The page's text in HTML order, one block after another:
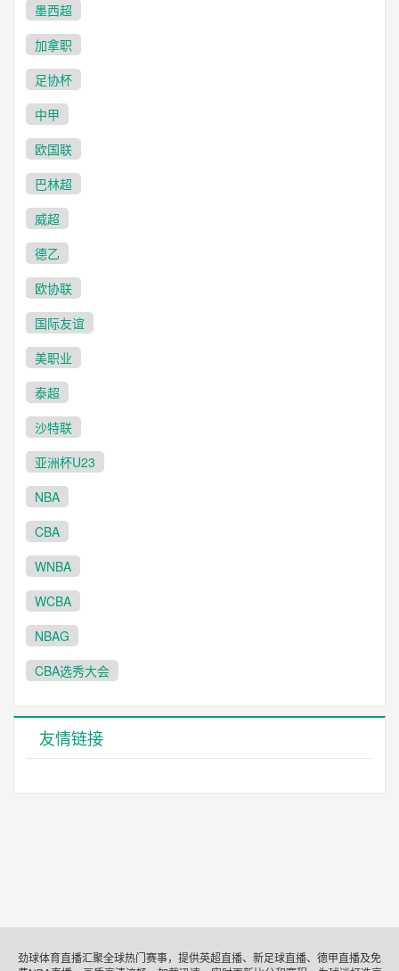
墨西超
加拿职
足协杯
中甲
欧国联
巴林超
威超
德乙
欧协联
国际友谊
美职业
泰超
沙特联
亚洲杯U23
NBA
CBA
WNBA
WCBA
NBAG
CBA选秀大会
友情链接
劲球体育直播汇聚全球热门赛事，提供英超直播、新足球直播、德甲直播及免